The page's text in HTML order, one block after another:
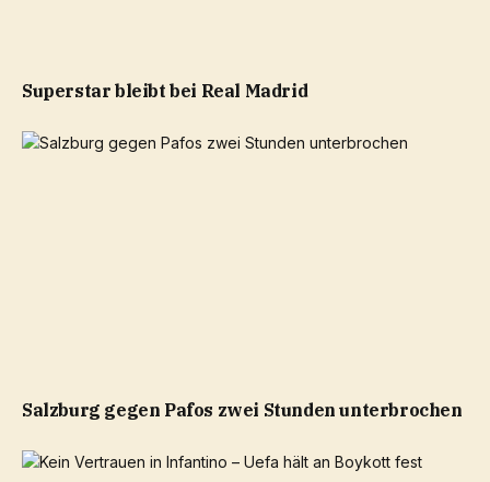
Superstar bleibt bei Real Madrid
Salzburg gegen Pafos zwei Stunden unterbrochen